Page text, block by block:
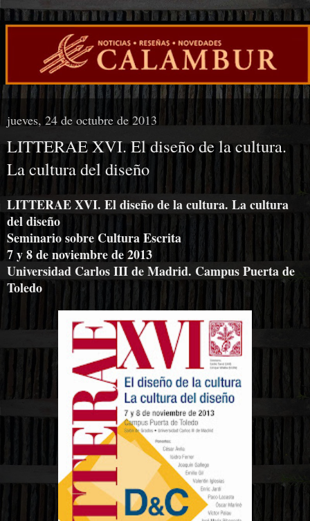
jueves, 24 de octubre de 2013
LITTERAE XVI. El diseño de la cultura.
La cultura del diseño
LITTERAE XVI. El diseño de la cultura. La cultura
del diseño
Seminario sobre Cultura Escrita
7 y 8 de noviembre de 2013
Universidad Carlos III de Madrid. Campus Puerta de
Toledo